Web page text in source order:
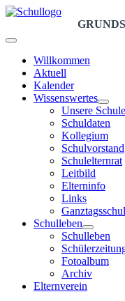
Willkommen
Aktuell
Kalender
Wissenswertes
Unsere Schule
Schuldaten
Kollegium
Schulvorstand
Schulelternrat
Leitbild
Elterninfo
Links
Schulleben
Schulleben
Fotoalbum
Archiv
Elternverein